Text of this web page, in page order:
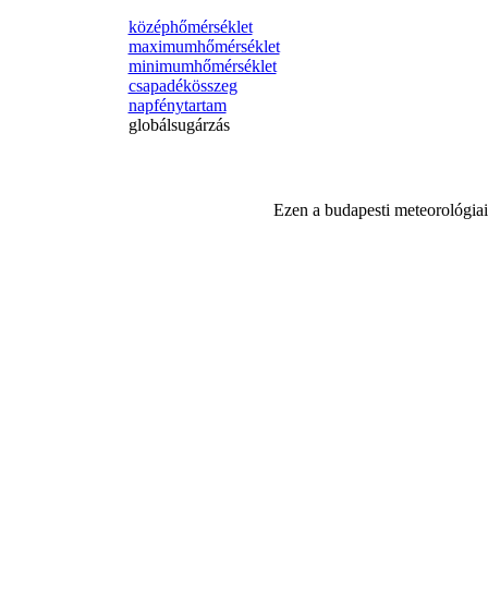
középhőmérséklet
maximumhőmérséklet
minimumhőmérséklet
csapadékösszeg
napfénytartam
globálsugárzás
Ezen a budapesti